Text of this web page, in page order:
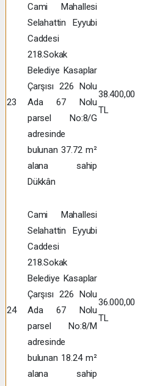
23
Cami Mahallesi
Selahattin Eyyubi
Caddesi
218.Sokak
Belediye Kasaplar
Çarşısı 226 Nolu
Ada 67 Nolu
parsel No:8/G
adresinde
bulunan 37.72 m²
alana sahip
Dükkân
38.400,00
TL
24
Cami Mahallesi
Selahattin Eyyubi
Caddesi
218.Sokak
Belediye Kasaplar
Çarşısı 226 Nolu
Ada 67 Nolu
parsel No:8/M
adresinde
bulunan 18.24 m²
alana sahip
36.000,00
TL